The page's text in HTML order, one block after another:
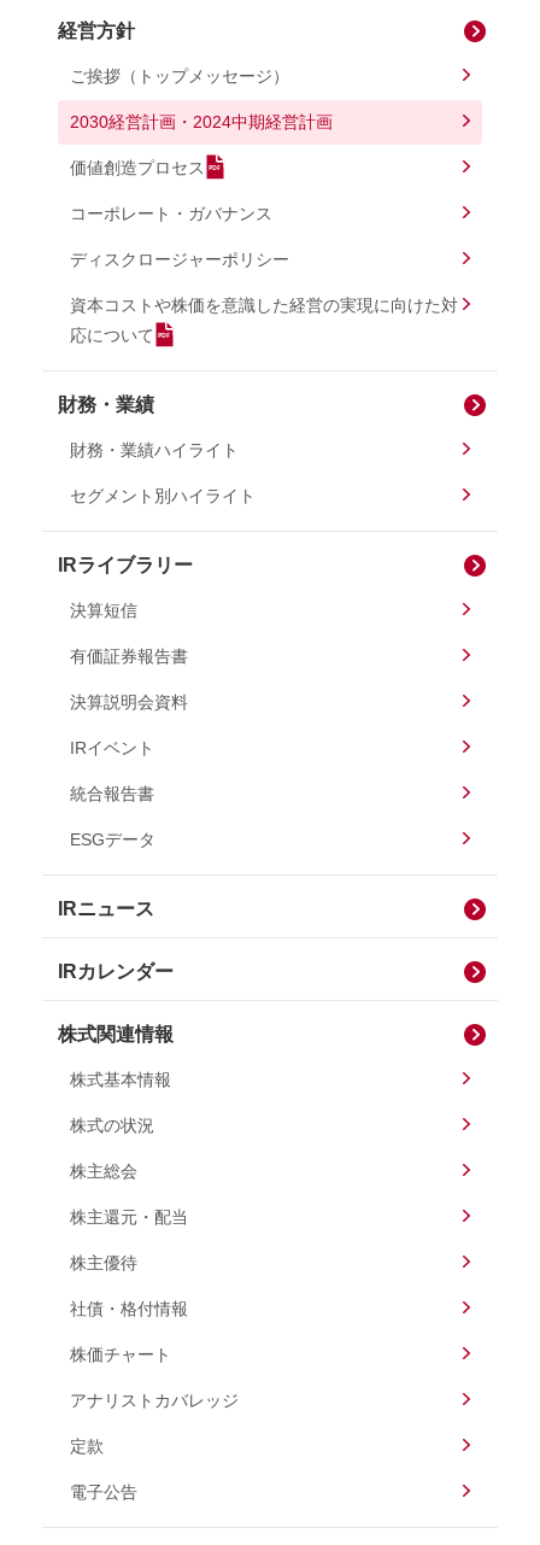
経営方針
ご挨拶（トップメッセージ）
2030経営計画・2024中期経営計画
価値創造プロセス
コーポレート・ガバナンス
ディスクロージャーポリシー
資本コストや株価を意識した経営の実現に向けた対
応について
財務・業績
財務・業績ハイライト
セグメント別ハイライト
IRライブラリー
決算短信
有価証券報告書
決算説明会資料
IRイベント
統合報告書
ESGデータ
IRニュース
IRカレンダー
株式関連情報
株式基本情報
株式の状況
株主総会
株主還元・配当
株主優待
社債・格付情報
株価チャート
アナリストカバレッジ
定款
電子公告